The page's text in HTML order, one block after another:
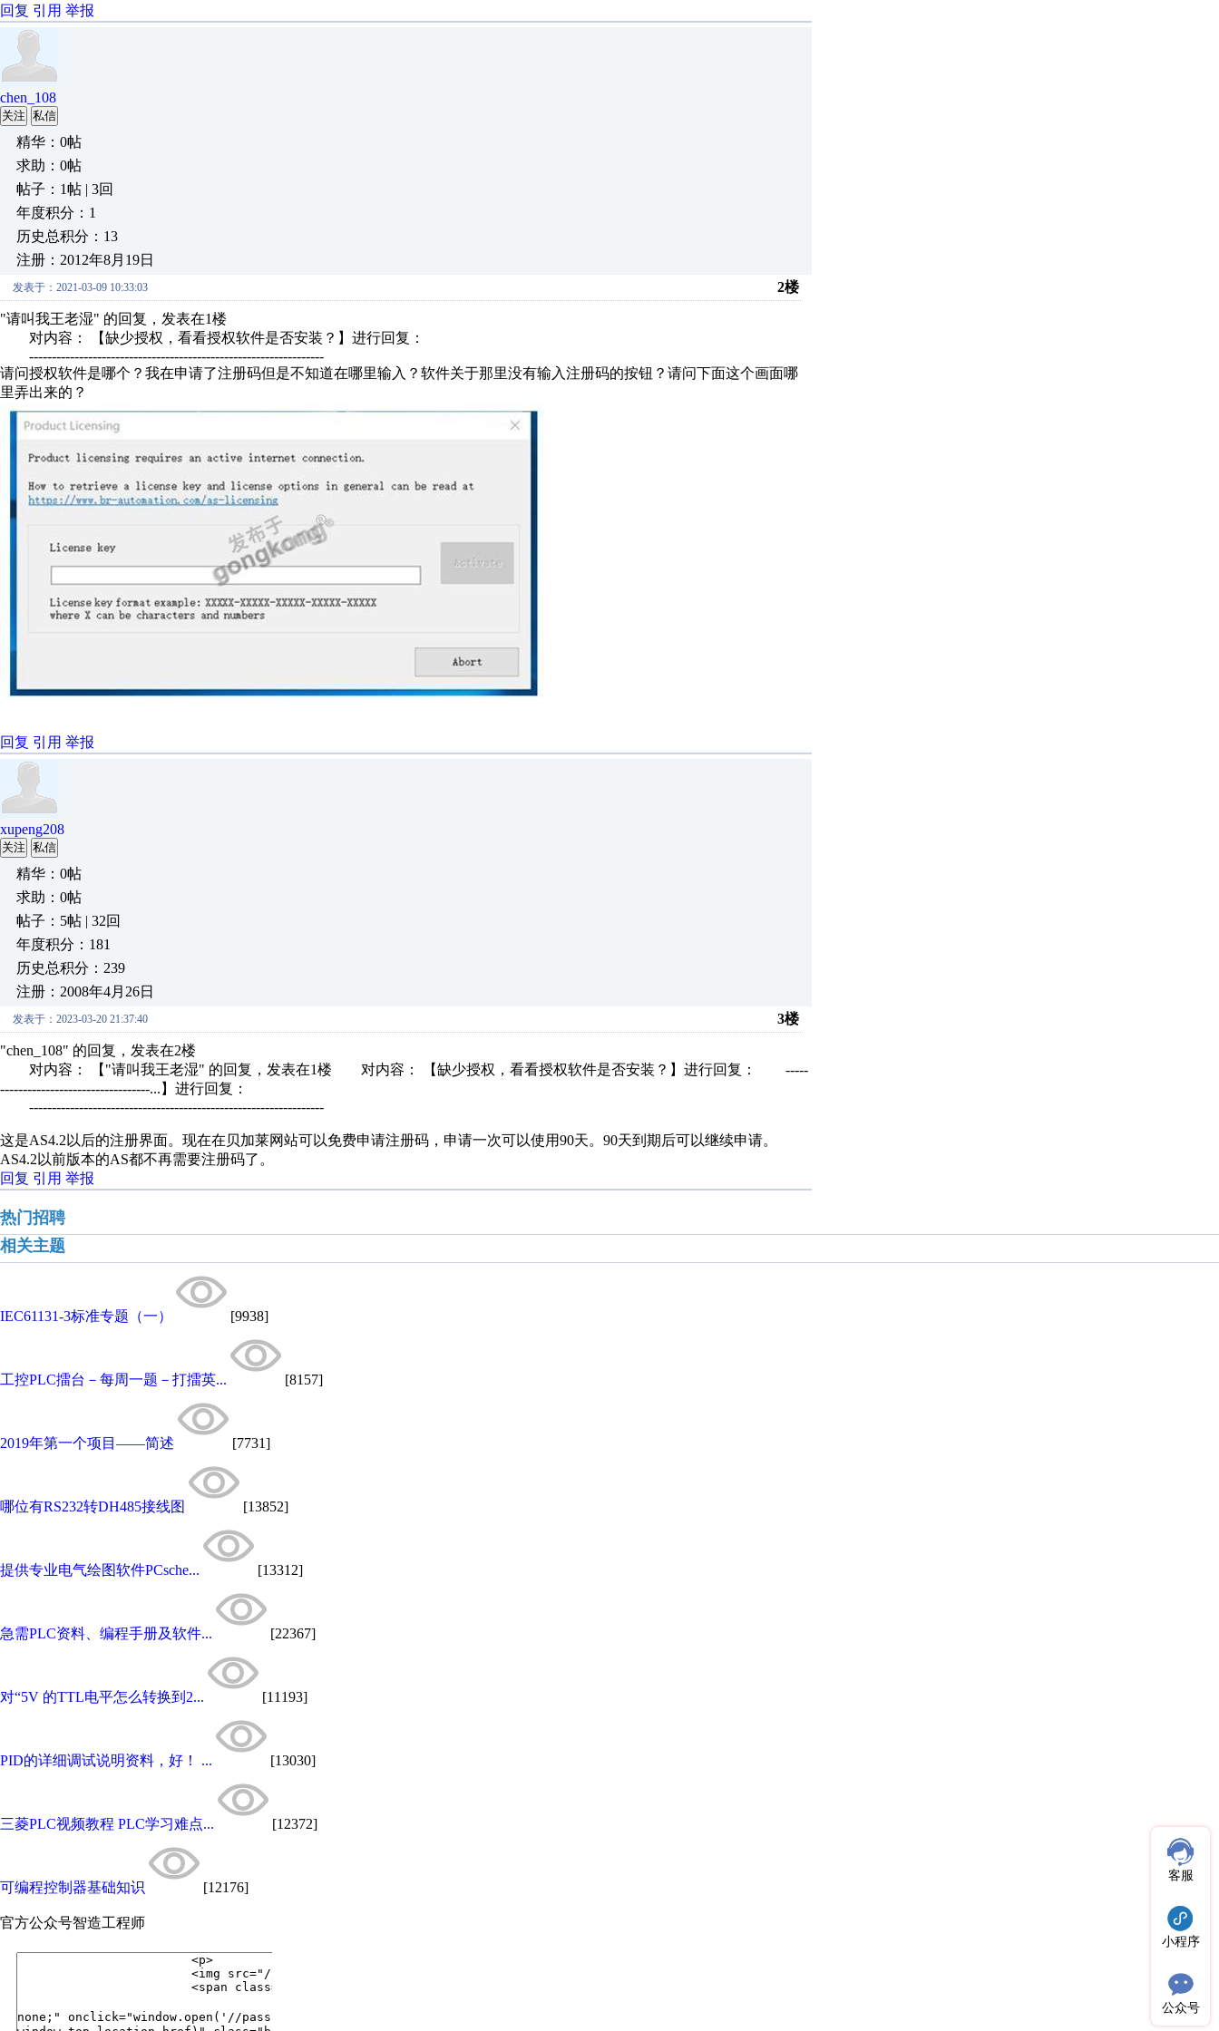
回复 引用 举报
chen_108
关注 私信
精华：0帖
求助：0帖
帖子：1帖 | 3回
年度积分：1
历史总积分：13
注册：2012年8月19日
发表于：2021-03-09 10:33:03 2楼
"请叫我王老湿" 的回复，发表在1楼
对内容： 【缺少授权，看看授权软件是否安装？】进行回复：
-----------------------------------------------------------------
请问授权软件是哪个？我在申请了注册码但是不知道在哪里输入？软件关于那里没有输入注册码的按钮？请问下面这个画面哪
里弄出来的？
回复 引用 举报
xupeng208
关注 私信
精华：0帖
求助：0帖
帖子：5帖 | 32回
年度积分：181
历史总积分：239
注册：2008年4月26日
发表于：2023-03-20 21:37:40 3楼
"chen_108" 的回复，发表在2楼
对内容： 【"请叫我王老湿" 的回复，发表在1楼 对内容： 【缺少授权，看看授权软件是否安装？】进行回复： -----
---------------------------------...】进行回复：
-----------------------------------------------------------------
这是AS4.2以后的注册界面。现在在贝加莱网站可以免费申请注册码，申请一次可以使用90天。90天到期后可以继续申请。
AS4.2以前版本的AS都不再需要注册码了。
回复 引用 举报
热门招聘
相关主题
IEC61131-3标准专题（一） [9938]
工控PLC擂台－每周一题－打擂英... [8157]
2019年第一个项目——简述 [7731]
哪位有RS232转DH485接线图 [13852]
提供专业电气绘图软件PCsche... [13312]
急需PLC资料、编程手册及软件... [22367]
对“5V 的TTL电平怎么转换到2... [11193]
PID的详细调试说明资料，好！ ... [13030]
三菱PLC视频教程 PLC学习难点... [12372]
可编程控制器基础知识 [12176]
官方公众号智造工程师
客服
小程序
公众号